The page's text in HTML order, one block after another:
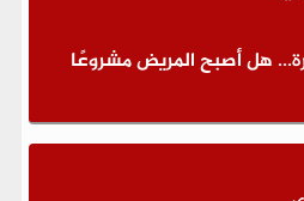
هل أصبح المريض مشروعًا